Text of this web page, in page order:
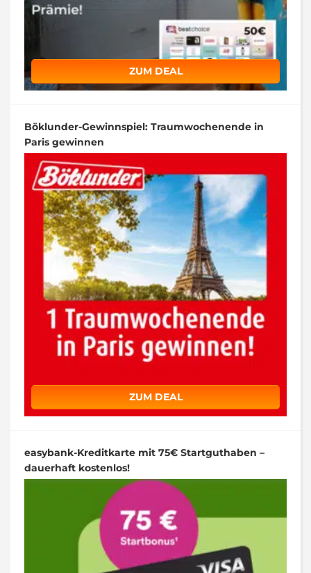
ZUM DEAL
Böklunder-Gewinnspiel: Traumwochenende in
Paris gewinnen
ZUM DEAL
easybank-Kreditkarte mit 75€ Startguthaben –
dauerhaft kostenlos!